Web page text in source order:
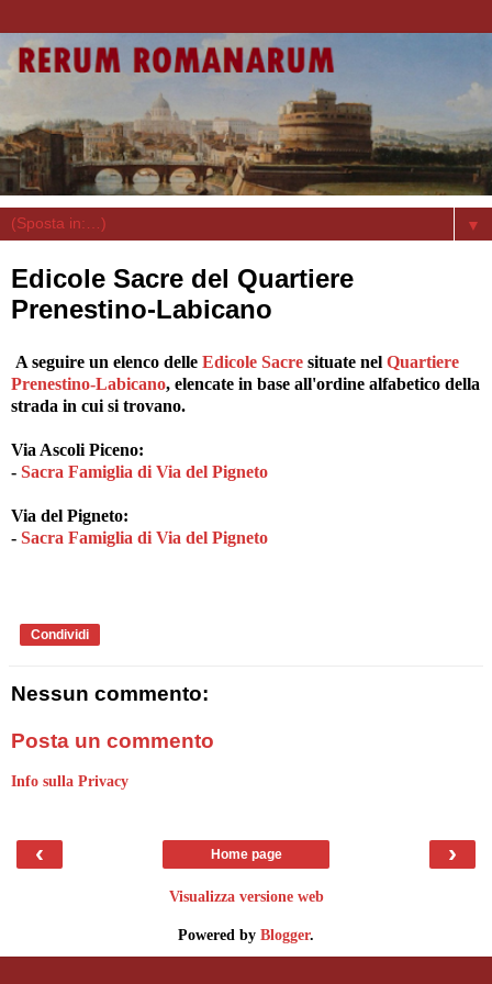
▼
Edicole Sacre del Quartiere
Prenestino-Labicano
A seguire un elenco delle Edicole Sacre situate nel Quartiere
Prenestino-Labicano, elencate in base all'ordine alfabetico della
strada in cui si trovano.
Via Ascoli Piceno:
- Sacra Famiglia di Via del Pigneto
Via del Pigneto:
- Sacra Famiglia di Via del Pigneto
Condividi
Nessun commento:
Posta un commento
Info sulla Privacy
‹ ›
Home page
Visualizza versione web
Powered by Blogger.